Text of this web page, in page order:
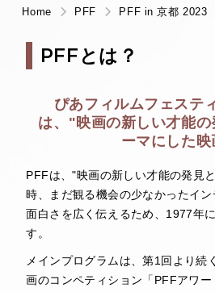
Home PFF PFF in 京都 2023
PFFとは？
ぴあフィルムフェステ
は、 "映画の新しい才能
ーマにした映
PFFは、"映画の新しい才能の発見
時、まだ観る機会の少なかったイ
面白さを広く伝えるため、1977年
す。
メインプログラムは、第1回より続
画のコンペティション「PFFアワ